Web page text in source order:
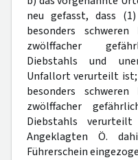
neu gefasst, dass
besonders
zwölffacher
Diebstahls und
Unfallort verurteilt ist;
besonders
zwölffacher
Diebstahls
Angeklagten Ö.
Führerschein